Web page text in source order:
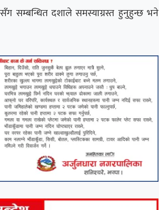
सम्बन्धित दशाले समस्याग्रस्त हुनुहुन्छ भने